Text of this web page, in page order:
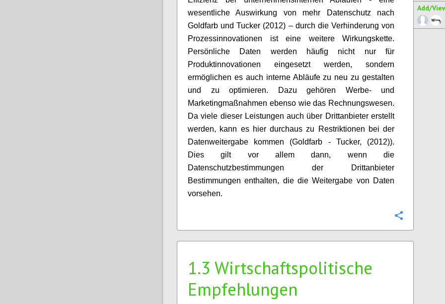
wesentliche Auswirkung von mehr Datenschutz nach
Goldfarb und Tucker (2012) – durch die Verhinderung von
Prozessinnovationen ist eine weitere Wirkungskette.
Persönliche Daten werden häufig nicht nur für
Produktinnovationen eingesetzt werden, sondern
ermöglichen es auch interne Abläufe zu neu zu gestalten
und zu optimieren. Dazu gehören Werbe- und
Marketingmaßnahmen ebenso wie das Rechnungswesen.
Da viele dieser Leistungen auch über Drittanbieter erstellt
werden, kann es hier durchaus zu Restriktionen bei der
Datenweitergabe kommen (Goldfarb - Tucker, (2012)).
Dies gilt vor allem dann, wenn die
Datenschutzbestimmungen der Drittanbieter
Bestimmungen enthalten, die die Weitergabe von Daten
vorsehen.
Add/
1.3 Wirtschaftspolitische
Empfehlungen